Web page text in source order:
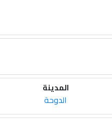
المدينة
الدوحة